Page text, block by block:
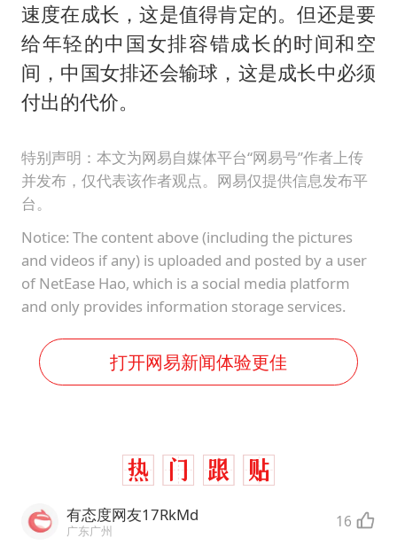
速度在成长，这是值得肯定的。但还是要
给年轻的中国女排容错成长的时间和空
间，中国女排还会输球，这是成长中必须
付出的代价。
特别声明：本文为网易自媒体平台“网易号”作者上传
并发布，仅代表该作者观点。网易仅提供信息发布平
台。
Notice: The content above (including the pictures
and videos if any) is uploaded and posted by a user
of NetEase Hao, which is a social media platform
and only provides information storage services.
打开网易新闻体验更佳
有态度网友17RkMd
广东广州 16